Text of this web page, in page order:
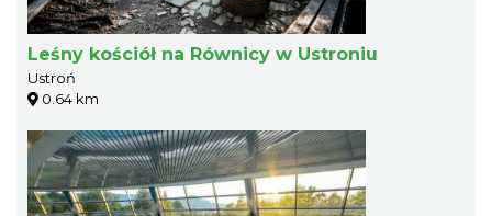
Leśny kościół na Równicy w Ustroniu
Ustroń
0.64 km